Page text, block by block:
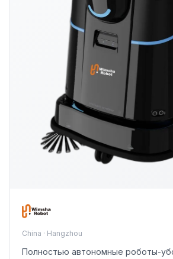
China · Hangzhou
Полностью автономные роботы-